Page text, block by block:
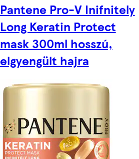
Pantene Pro-V Inifnitely
Long Keratin Protect
mask 300ml hosszú,
elgyengült hajra